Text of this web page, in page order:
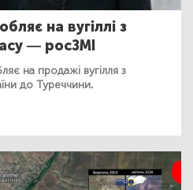
на вугіллі з
— росЗМІ
на продажі вугілля з
до Туреччини.